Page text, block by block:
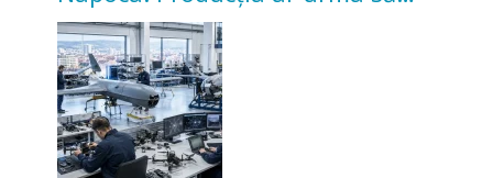
înceapă în toamna acestui an